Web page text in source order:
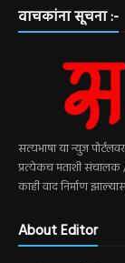
वाचकांना सूचना :-
सत्यभाषा या न्युज
प्रत्येकच मताशी संचालक
काही वाद निर्माण
About Editor